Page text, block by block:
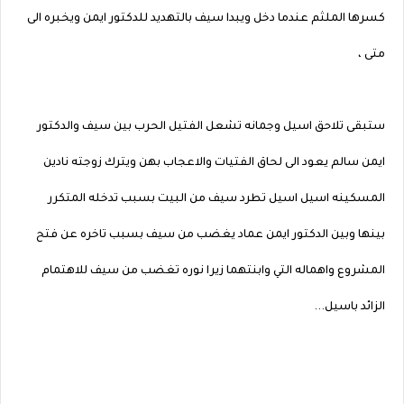
كسرها الملثم عندما دخل ويبدا سيف بالتهديد للدكتور ايمن ويخبره الى
متى ،
ستبقى تلاحق اسيل وجمانه تشعل الفتيل الحرب بين سيف والدكتور
ايمن سالم يعود الى لحاق الفتيات والاعجاب بهن ويترك زوجته نادين
المسكينه اسيل اسيل تطرد سيف من البيت بسبب تدخله المتكرر
بينها وبين الدكتور ايمن عماد يغضب من سيف بسبب تاخره عن فتح
المشروع واهماله التي وابنتهما زيرا نوره تغضب من سيف للاهتمام
الزائد باسيل...